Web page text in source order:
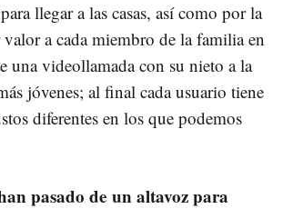
llegar a las casas, así como por la
valor a cada miembro de la familia en
una videollamada con su nieto a la
jóvenes; al final cada usuario tiene
diferentes en los que podemos
pasado de un altavoz para